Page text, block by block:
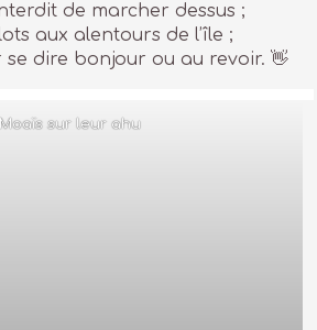
de marcher dessus ;
aux alentours de l’île ;
se dire bonjour ou au revoir. 👋
Moaïs sur leur ahu